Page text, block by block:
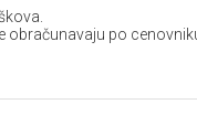
obračunavaju po